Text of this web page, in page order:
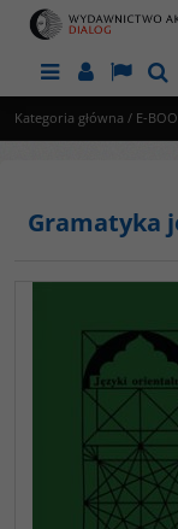
MenuPanelLang
Kategoria główna / E-
Gramatyka